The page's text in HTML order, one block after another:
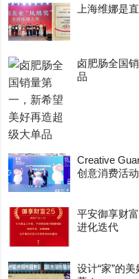
上海维娜是
卤肥肠全国
品
Creative
创意消费活
平安御享财
进化迭代
设计“家”的